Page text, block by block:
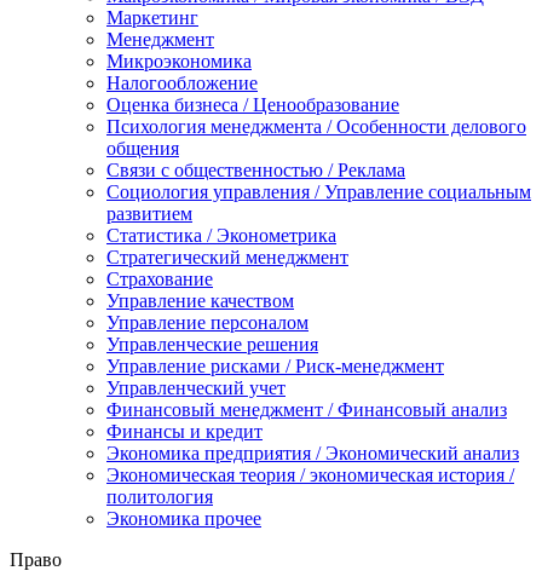
Маркетинг
Менеджмент
Микроэкономика
Налогообложение
Оценка бизнеса / Ценообразование
Психология менеджмента / Особенности делового
общения
Связи с общественностью / Реклама
Социология управления / Управление социальным
развитием
Статистика / Эконометрика
Стратегический менеджмент
Страхование
Управление качеством
Управление персоналом
Управленческие решения
Управление рисками / Риск-менеджмент
Управленческий учет
Финансовый менеджмент / Финансовый анализ
Финансы и кредит
Экономика предприятия / Экономический анализ
Экономическая теория / экономическая история /
политология
Экономика прочее
Право